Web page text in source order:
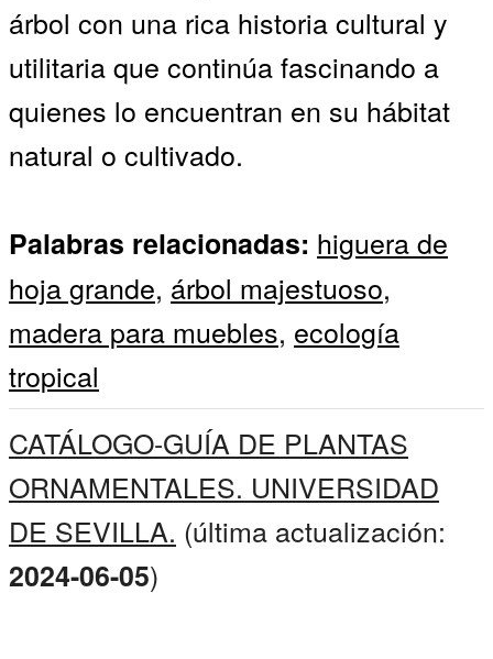
árbol con una rica historia cultural y
utilitaria que continúa fascinando a
quienes lo encuentran en su hábitat
natural o cultivado.
Palabras relacionadas: higuera de
hoja grande, árbol majestuoso,
madera para muebles, ecología
tropical
CATÁLOGO-GUÍA DE PLANTAS
ORNAMENTALES. UNIVERSIDAD
DE SEVILLA. (última actualización:
2024-06-05)